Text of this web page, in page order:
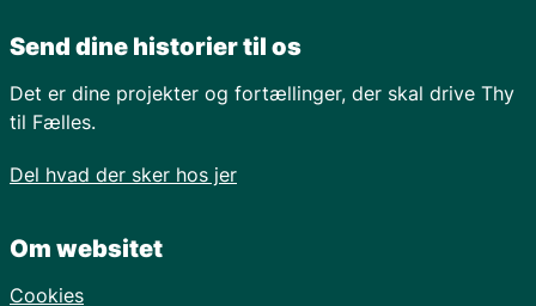
Send dine historier til os
Det er dine projekter og fortællinger, der skal drive Thy
til Fælles.
Del hvad der sker hos jer
Om websitet
Cookies